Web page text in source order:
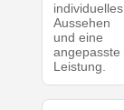
individuelles
Aussehen
und eine
angepasste
Leistung.